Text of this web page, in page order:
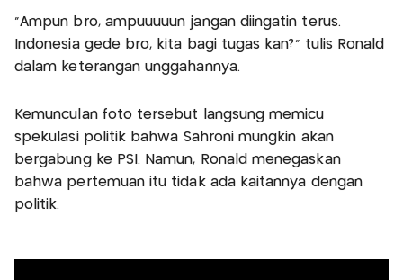
“Ampun bro, ampuuuuun jangan diingatin terus.
Indonesia gede bro, kita bagi tugas kan?” tulis Ronald
dalam keterangan unggahannya.
Kemunculan foto tersebut langsung memicu
spekulasi politik bahwa Sahroni mungkin akan
bergabung ke PSI. Namun, Ronald menegaskan
bahwa pertemuan itu tidak ada kaitannya dengan
politik.